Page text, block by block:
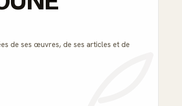
de ses œuvres, de ses articles et de